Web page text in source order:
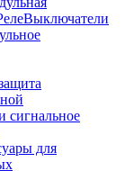
Выключатели
для